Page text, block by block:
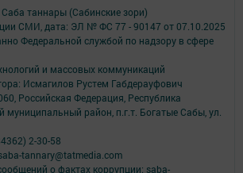
таннары (Сабинские зори)
СМИ, дата: ЭЛ № ФС 77 - 90147 от 07.10.2025
Федеральной службой по надзору в сфере
и массовых коммуникаций
Исмагилов Рустем Габдерауфович
Российская Федерация, Республика
муниципальный район, п.г.т. Богатые Сабы, ул.
2-30-58
tannary@tatmedia.com
о фактах коррупции: saba-